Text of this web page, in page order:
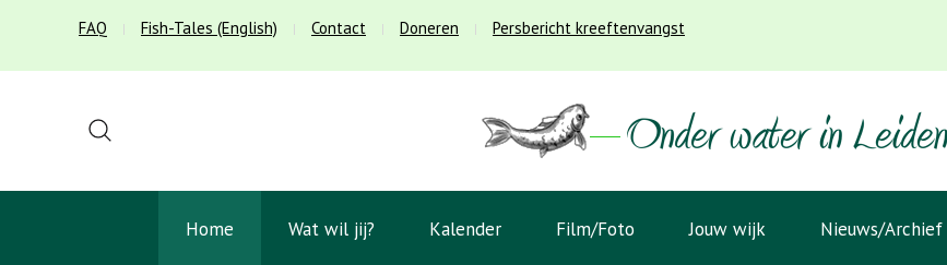
FAQ Fish-Tales (English) Contact Doneren Persbericht kreeftenvangst
Home Wat wil jij? Kalender Film/Foto Jouw wijk Nieuws/Archief